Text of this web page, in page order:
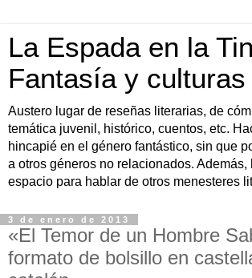
La Espada en la
Fantasía y
Austero lugar de reseñas literarias, de
temática juvenil, histórico, cuentos, etc.
hincapié en el género fantástico, sin que
a otros géneros no relacionados. Además,
espacio para hablar de otros menesteres
3 de enero de 2013
«El Temor de un Hombre
formato de bolsillo en